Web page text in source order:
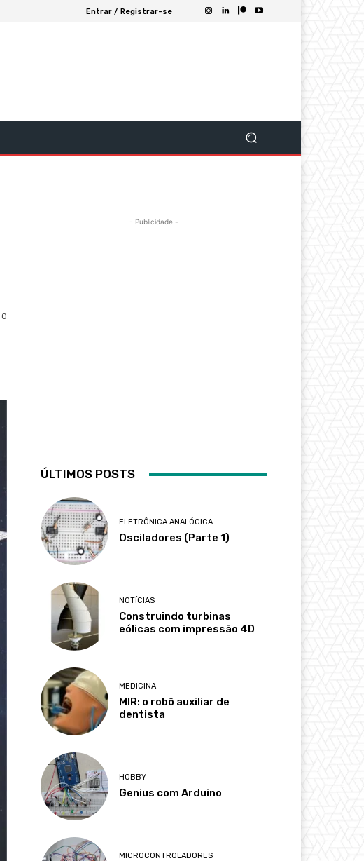
Entrar / Registrar-se
0
- Publicidade -
ÚLTIMOS POSTS
ELETRÔNICA ANALÓGICA
Osciladores (Parte 1)
NOTÍCIAS
Construindo turbinas
eólicas com impressão 4D
MEDICINA
MIR: o robô auxiliar de
dentista
HOBBY
Genius com Arduino
MICROCONTROLADORES